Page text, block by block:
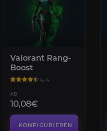
Valorant Rang-
Boost
4.4
AB
10,08€
KONFIGURIEREN